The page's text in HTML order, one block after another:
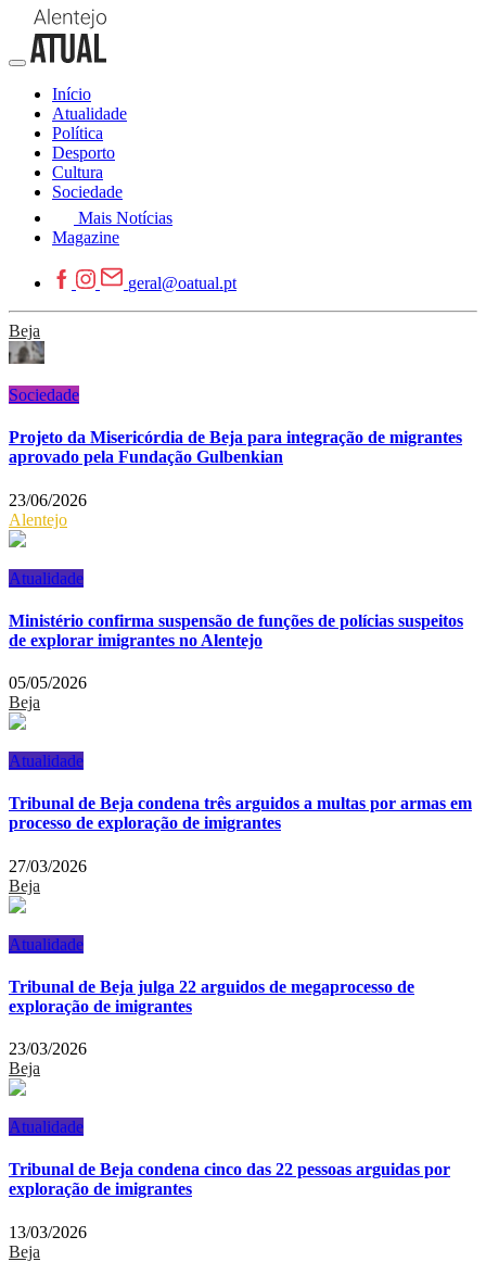
Início
Atualidade
Política
Desporto
Cultura
Sociedade
Mais Notícias
Magazine
geral@oatual.pt
Beja
Sociedade
Projeto da Misericórdia de Beja para integração de migrantes
aprovado pela Fundação Gulbenkian
23/06/2026
Alentejo
Atualidade
Ministério confirma suspensão de funções de polícias suspeitos
de explorar imigrantes no Alentejo
05/05/2026
Beja
Atualidade
Tribunal de Beja condena três arguidos a multas por armas em
processo de exploração de imigrantes
27/03/2026
Beja
Atualidade
Tribunal de Beja julga 22 arguidos de megaprocesso de
exploração de imigrantes
23/03/2026
Beja
Atualidade
Tribunal de Beja condena cinco das 22 pessoas arguidas por
exploração de imigrantes
13/03/2026
Beja